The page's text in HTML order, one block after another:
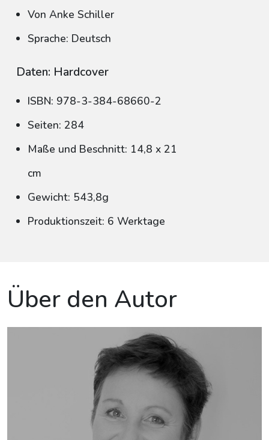
Von Anke Schiller
Sprache: Deutsch
Daten: Hardcover
ISBN: 978-3-384-68660-2
Seiten: 284
Maße und Beschnitt: 14,8 x 21
cm
Gewicht: 543,8g
Produktionszeit: 6 Werktage
Über den Autor